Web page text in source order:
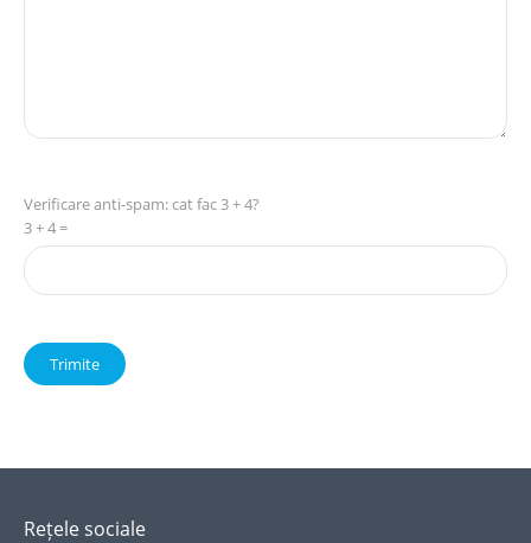
Verificare anti-spam: cat fac 3 + 4?
3 + 4 =
Rețele sociale